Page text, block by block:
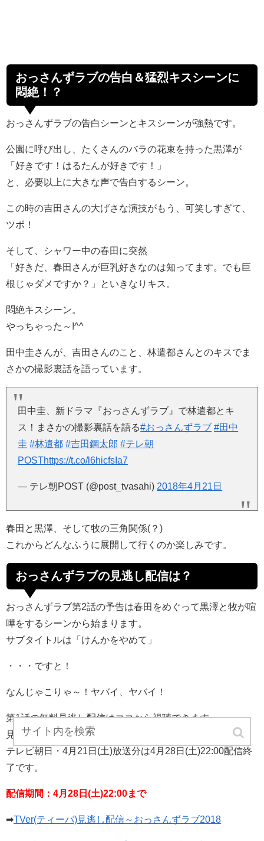
おっさんずラブの告白＆猛烈キスシーンに
悶絶！？
おっさんずラブの告白シーンとキスシーンが強熱です。
公園に呼び出し、たくさんのバラの花束を持った黒澤が
「好きです！はるたんが好きです！」
と、必要以上に大きな声で告白するシーン。
この時の吉田さんの大げさな演技がもう、可笑しすぎて、
ツボ！
そして、シャワー中の春田に突然
「好きだ、春田さんが巨乳好きなのは知ってます。でも巨
根じゃダメですか？」といきなりキス。
悶絶キスシーン。
やっちゃった～!^^
田中圭さんが、吉田さんのこと、林遣都さんとのキスでま
さかの撮影裏話を語っています。
田中圭、新ドラマ『おっさんずラブ』で林遣都とキ
ス！まさかの撮影裏話を語る#おっさんずラブ #田中
圭 #林遣都 #吉田鋼太郎 #テレ朝
POSThttps://t.co/l6hicfsIa7
— テレ朝POST (@post_tvasahi) 2018年4月21日
春田と黒澤、そして牧の三角関係(？)
これからどんなふうに展開して行くのか楽しみです。
おっさんずラブの見逃し配信は？
おっさんずラブ第2話の予告は春田をめぐって黒澤と牧が喧
嘩をするシーンから始まります。
サブタイトルは「けんかをやめて」
・・・ですと！
なんじゃこりゃ～！ヤバイ、ヤバイ！
第1話の無料見逃し配信はココから視聴できます。
見逃した方、もう一度見たい方はぜひ。
テレビ朝日・4月21日(土)放送分は4月28日(土)22:00配信終
了です。
配信期間：4月28日(土)22:00まで
➡TVer(ティーバ)見逃し配信～おっさんずラブ2018